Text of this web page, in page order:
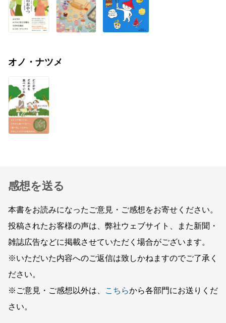
オノ・ナツメ
感想を送る
本書をお読みになったご意見・ご感想をお寄せください。
投稿されたお客様の声は、弊社ウェブサイト、また新聞・
雑誌広告などに掲載させていただく場合がございます。
※いただいた内容へのご返信は致しかねますのでご了承く
ださい。
※ご意見・ご感想以外は、
こちらから各部門にお送りくだ
さい。